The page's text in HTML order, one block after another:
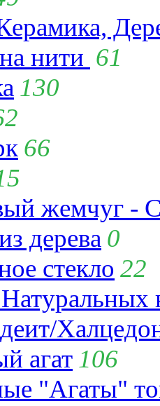
нити 61
130
66
жемчуг -
дерева 0
стекло 22
агат 106
"Агаты"